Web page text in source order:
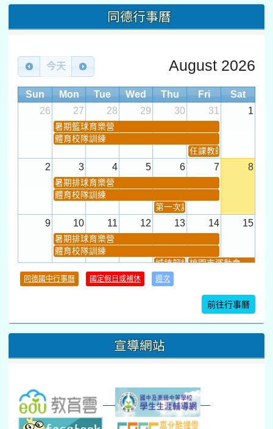
同德行事曆
今天 August 2026
Sun Mon Tue Wed Thu Fri
Sat
26
27 28 29 30 31 1
暑期籃球育樂營
體育校隊訓練
任課教師抽籤
2 3 4 5 6 7 8
暑期排球育樂營
體育校隊訓練
第一次課發會 (12:30~)
9 10 11 12 13 14 15
暑期排球育樂營
體育校隊訓練
城鎮韌性(防空)演習
桃園市運動會
暑期體育育樂營結束
21 22
桃園市運動會
數感實驗夏令營(整天)
新生智力測驗補測(...
下午-新進教師研習
教師備課會議
新生訓練(整天)新生訓練(~12:00)
下午-校務會議14:00-
八九年級返校8-9
同德國中行事曆 國定假日或補休 週次
前往行事曆
宣導網站